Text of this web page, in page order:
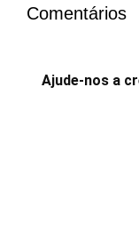
Comentários
Ajude-nos a